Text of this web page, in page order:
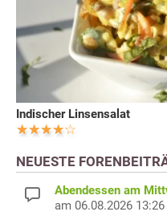
Indischer Linsensalat
NEUESTE
Abendessen am
am 06.08.2026